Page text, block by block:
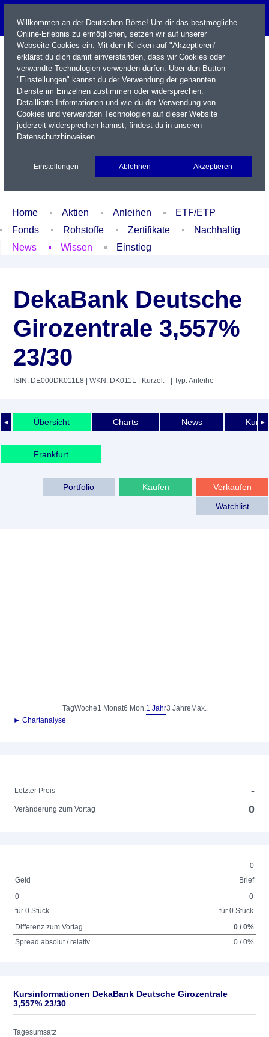
Name / WKN / ISIN / Kürzel
Xetra Realtime
Watchlist Portfolio Login
Home Aktien Anleihen
ETF/ETP
Fonds
Rohstoffe Zertifikate
Nachhaltig
News
Wissen Einstieg
DekaBank Deutsche
Girozentrale 3,557%
23/30
ISIN: DE000DK011L8 | WKN: DK011L | Kürzel: - | Typ: Anleihe
◄ ►
Übersicht Charts News
Frankfurt
Verkaufen
Kaufen
Portfolio
Watchlist
TagWoche1 Monat6 Mon.1 Jahr3 Jahre Max.
► Chartanalyse
-
Letzter Preis
-
Veränderung zum Vortag 0
0
Geld
Brief
0
für 0 Stück
0
für 0 Stück
Differenz zum Vortag
0 / 0%
Spread absolut / relativ
0 / 0%
Kursinformationen DekaBank Deutsche Girozentrale
3,557% 23/30
Tagesumsatz
Willkommen an der Deutschen Börse! Um dir das bestmögliche
Online-Erlebnis zu ermöglichen, setzen wir auf unserer
Webseite Cookies ein. Mit dem Klicken auf "Akzeptieren"
erklärst du dich damit einverstanden, dass wir Cookies oder
verwandte Technologien verwenden dürfen. Über den Button
"Einstellungen" kannst du der Verwendung der genannten
Dienste im Einzelnen zustimmen oder widersprechen.
Detaillierte Informationen und wie du der Verwendung von
Cookies und verwandten Technologien auf dieser Website
jederzeit widersprechen kannst, findest du in unseren
Datenschutzhinweisen.
Einstellungen Ablehnen Akzeptieren